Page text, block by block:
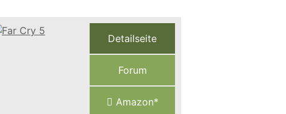
Detailseite
Forum
Amazon*